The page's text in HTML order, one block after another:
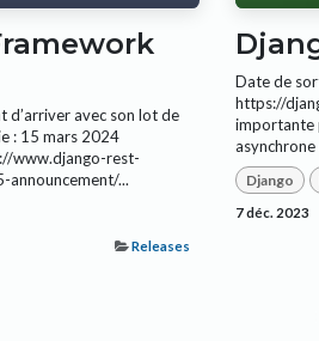
d’arriver avec son lot de
: 15 mars 2024
www.django-rest-
...
Releases
Date de
https://
importante
asynchrone
Django
7 déc. 2023